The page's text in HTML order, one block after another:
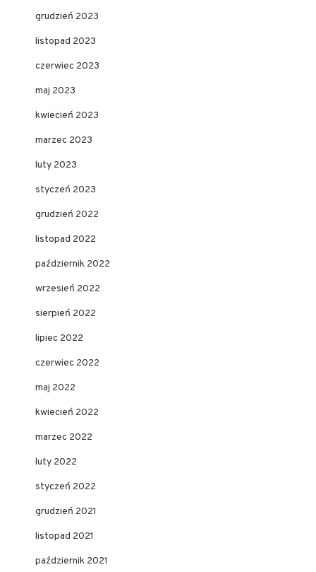
grudzień 2023
listopad 2023
czerwiec 2023
maj 2023
kwiecień 2023
marzec 2023
luty 2023
styczeń 2023
grudzień 2022
listopad 2022
październik 2022
wrzesień 2022
sierpień 2022
lipiec 2022
czerwiec 2022
maj 2022
kwiecień 2022
marzec 2022
luty 2022
styczeń 2022
grudzień 2021
listopad 2021
październik 2021